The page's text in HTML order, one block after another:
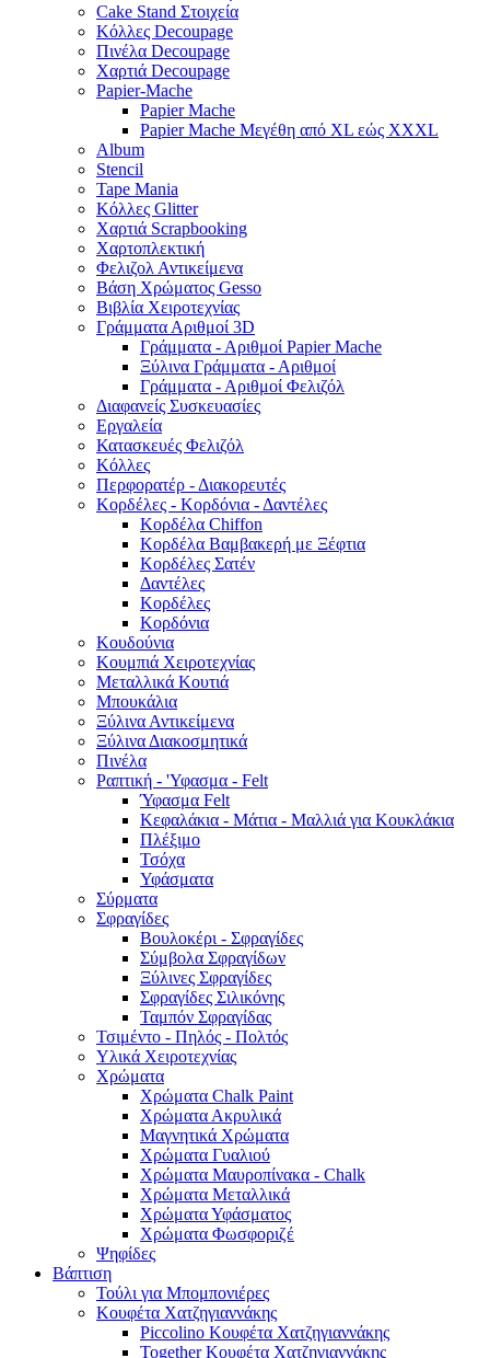
Cake Stand Στοιχεία
Κόλλες Decoupage
Πινέλα Decoupage
Χαρτιά Decoupage
Papier-Mache
Papier Mache
Papier Mache Μεγέθη από XL εώς XXXL
Album
Stencil
Tape Mania
Κόλλες Glitter
Χαρτιά Scrapbooking
Χαρτοπλεκτική
Φελιζολ Αντικείμενα
Βάση Χρώματος Gesso
Βιβλία Χειροτεχνίας
Γράμματα Αριθμοί 3D
Γράμματα - Αριθμοί Papier Mache
Ξύλινα Γράμματα - Αριθμοί
Γράμματα - Αριθμοί Φελιζόλ
Διαφανείς Συσκευασίες
Εργαλεία
Κατασκευές Φελιζόλ
Κόλλες
Περφορατέρ - Διακορευτές
Κορδέλες - Κορδόνια - Δαντέλες
Κορδέλα Chiffon
Κορδέλα Βαμβακερή με Ξέφτια
Κορδέλες Σατέν
Δαντέλες
Κορδέλες
Κορδόνια
Κουδούνια
Κουμπιά Χειροτεχνίας
Μεταλλικά Κουτιά
Μπουκάλια
Ξύλινα Αντικείμενα
Ξύλινα Διακοσμητικά
Πινέλα
Ραπτική - 'Υφασμα - Felt
Ύφασμα Felt
Κεφαλάκια - Μάτια - Μαλλιά για Κουκλάκια
Πλέξιμο
Τσόχα
Υφάσματα
Σύρματα
Σφραγίδες
Βουλοκέρι - Σφραγίδες
Σύμβολα Σφραγίδων
Ξύλινες Σφραγίδες
Σφραγίδες Σιλικόνης
Ταμπόν Σφραγίδας
Τσιμέντο - Πηλός - Πολτός
Υλικά Χειροτεχνίας
Χρώματα
Χρώματα Chalk Paint
Χρώματα Ακρυλικά
Μαγνητικά Χρώματα
Χρώματα Γυαλιού
Χρώματα Μαυροπίνακα - Chalk
Χρώματα Μεταλλικά
Χρώματα Υφάσματος
Χρώματα Φωσφοριζέ
Ψηφίδες
Βάπτιση
Τούλι για Μπομπονιέρες
Κουφέτα Χατζηγιαννάκης
Piccolino Κουφέτα Χατζηγιαννάκης
Together Κουφέτα Χατζηγιαννάκης